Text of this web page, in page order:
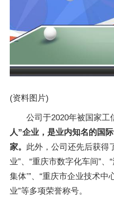
(资料图片)
公司于2020年被国家工
人”企业，是业内知名的国
家。 此外，公司还先后获得
业”、“重庆市数字化车间”、
集体’”、“重庆市企业技术中
业”等多项荣誉称号。